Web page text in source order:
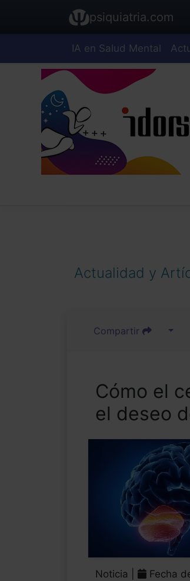
psiquiatria.com
IA en Salud Mental
Actualidad y
Compartir
Cómo el
el deseo
Noticia | Fecha